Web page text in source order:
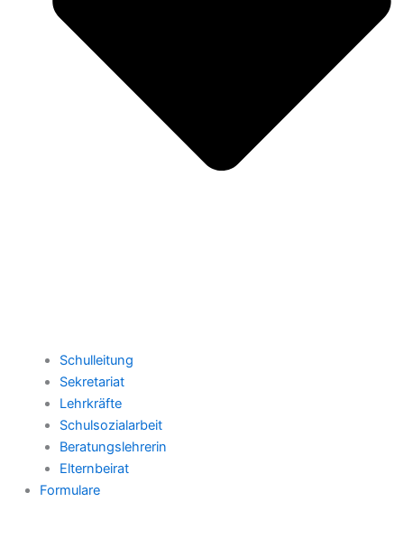
Schulleitung
Sekretariat
Lehrkräfte
Schulsozialarbeit
Beratungslehrerin
Elternbeirat
Formulare